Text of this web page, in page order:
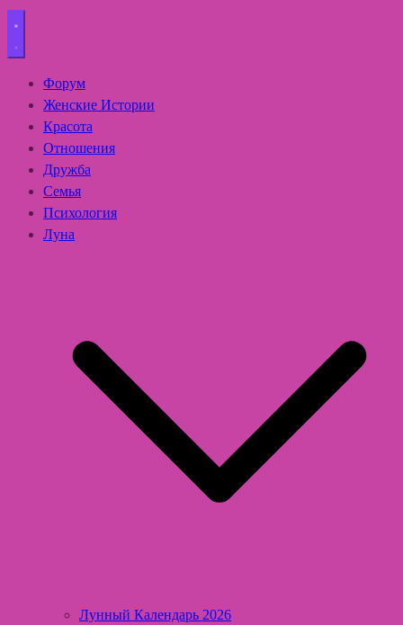
Форум
Женские Истории
Красота
Отношения
Дружба
Семья
Психология
Луна
Лунный Календарь 2026